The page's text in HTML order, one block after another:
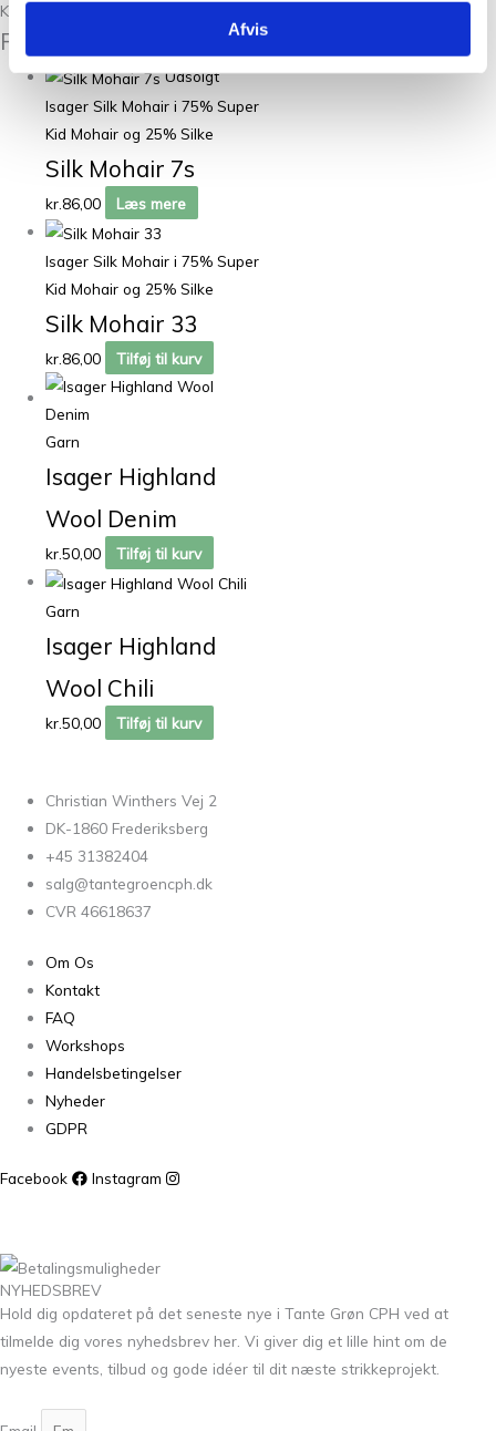
Afvis
Kunder købte også
Relaterede varer
Udsolgt
Isager Silk Mohair i 75% Super
Kid Mohair og 25% Silke
Silk Mohair 7s
kr.86,00 Læs mere
Isager Silk Mohair i 75% Super
Kid Mohair og 25% Silke
Silk Mohair 33
kr.86,00 Tilføj til kurv
Garn
Isager Highland
Wool Denim
kr.50,00 Tilføj til kurv
Garn
Isager Highland
Wool Chili
kr.50,00 Tilføj til kurv
Christian Winthers Vej 2
DK-1860 Frederiksberg
+45 31382404
salg@tantegroencph.dk
CVR 46618637
Om Os
Kontakt
FAQ
Workshops
Handelsbetingelser
Nyheder
GDPR
Facebook Instagram
NYHEDSBREV
Hold dig opdateret på det seneste nye i Tante Grøn CPH ved at
tilmelde dig vores nyhedsbrev her. Vi giver dig et lille hint om de
nyeste events, tilbud og gode idéer til dit næste strikkeprojekt.